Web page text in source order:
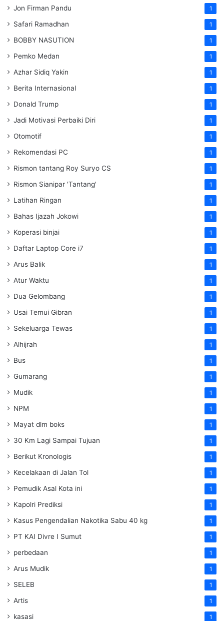
Jon Firman Pandu 1
Safari Ramadhan 1
BOBBY NASUTION 1
Pemko Medan 1
Azhar Sidiq Yakin 1
Berita Internasional 1
Donald Trump 1
Jadi Motivasi Perbaiki Diri 1
Otomotif 1
Rekomendasi PC 1
Rismon tantang Roy Suryo CS 1
Rismon Sianipar 'Tantang' 1
Latihan Ringan 1
Bahas Ijazah Jokowi 1
Koperasi binjai 1
Daftar Laptop Core i7 1
Arus Balik 1
Atur Waktu 1
Dua Gelombang 1
Usai Temui Gibran 1
Sekeluarga Tewas 1
Alhijrah 1
Bus 1
Gumarang 1
Mudik 1
NPM 1
Mayat dlm boks 1
30 Km Lagi Sampai Tujuan 1
Berikut Kronologis 1
Kecelakaan di Jalan Tol 1
Pemudik Asal Kota ini 1
Kapolri Prediksi 1
Kasus Pengendalian Nakotika Sabu 40 kg 1
PT KAI Divre I Sumut 1
perbedaan 1
Arus Mudik 1
SELEB 1
Artis 1
kasasi 1